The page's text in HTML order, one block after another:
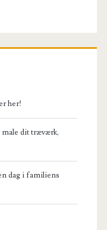
her!
male dit træværk,
dag i familiens